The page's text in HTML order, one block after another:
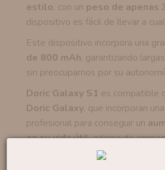
estilo, con un peso de apenas
dispositivo es fácil de llevar a
Este dispositivo incorpora una
de 800 mAh, garantizando
sin preocuparnos por su
Doric Galaxy S1 es compatible
Doric Galaxy, que incorporan
profesional para conseguir un
en su vida útil, adema de
reproducción del sabor